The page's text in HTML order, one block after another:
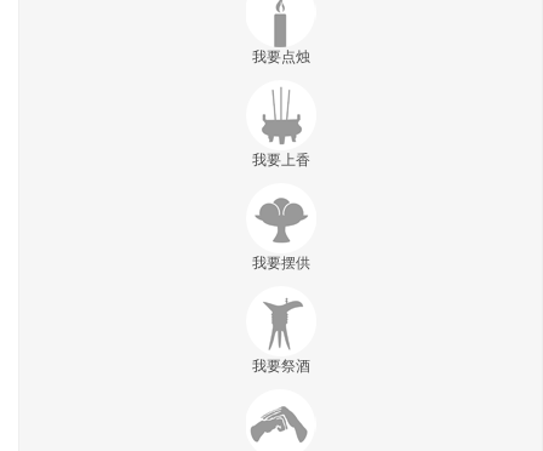
我要点烛
我要上香
我要摆供
我要祭酒